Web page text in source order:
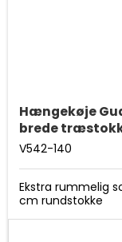
Hængekøje
brede
V542-140
Ekstra rummelig
cm rundstokke